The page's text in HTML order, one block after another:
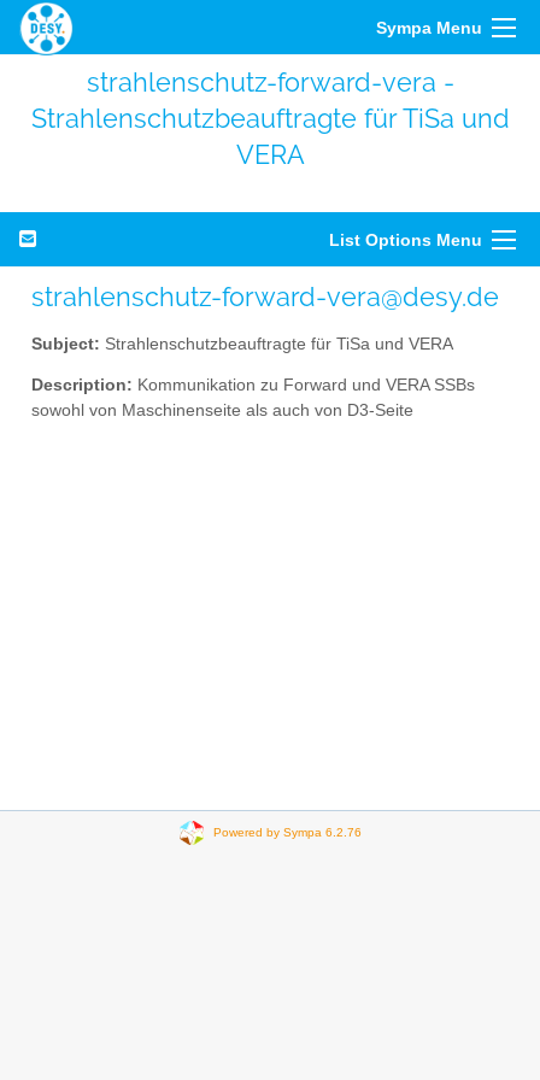
Sympa Menu
strahlenschutz-forward-vera -
Strahlenschutzbeauftragte für TiSa und
VERA
List Options Menu
strahlenschutz-forward-vera@desy.de
Subject: Strahlenschutzbeauftragte für TiSa und VERA
Description: Kommunikation zu Forward und VERA SSBs
sowohl von Maschinenseite als auch von D3-Seite
Powered by Sympa 6.2.76